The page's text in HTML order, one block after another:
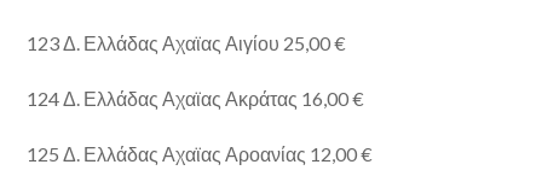
123 Δ. Ελλάδας Αχαϊας Αιγίου 25,00 €
124 Δ. Ελλάδας Αχαϊας Ακράτας 16,00 €
125 Δ. Ελλάδας Αχαϊας Αροανίας 12,00 €